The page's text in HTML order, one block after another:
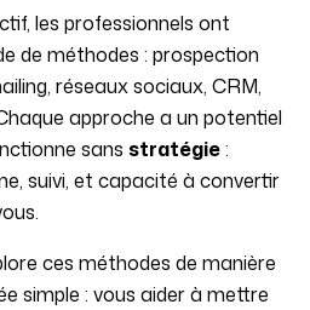
les professionnels ont
de méthodes : prospection
réseaux sociaux, CRM,
approche a un potentiel
sans stratégie:
suivi, et capacité à convertir
ces méthodes de manière
simple : vous aider à mettre